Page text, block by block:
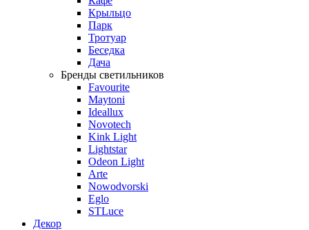
Крыльцо
Парк
Тротуар
Беседка
Дача
Бренды светильников
Favourite
Maytoni
Ideallux
Novotech
Kink Light
Lightstar
Odeon Light
Arte
Nowodvorski
Eglo
STLuce
Декор